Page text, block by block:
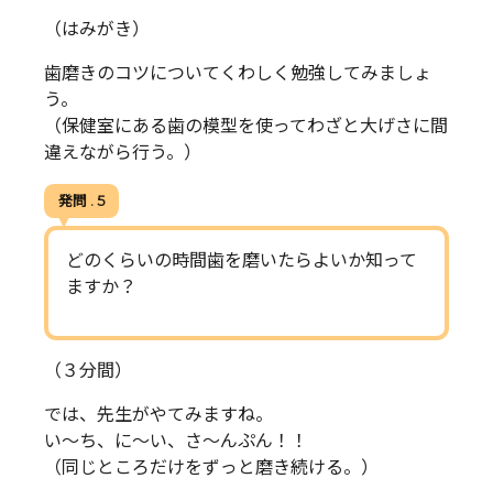
（はみがき）
歯磨きのコツについてくわしく勉強してみましょ
う。
（保健室にある歯の模型を使ってわざと大げさに間
違えながら行う。）
発問 . 5
どのくらいの時間歯を磨いたらよいか知って
ますか？
（３分間）
では、先生がやてみますね。
い～ち、に～い、さ～んぷん！！
（同じところだけをずっと磨き続ける。）